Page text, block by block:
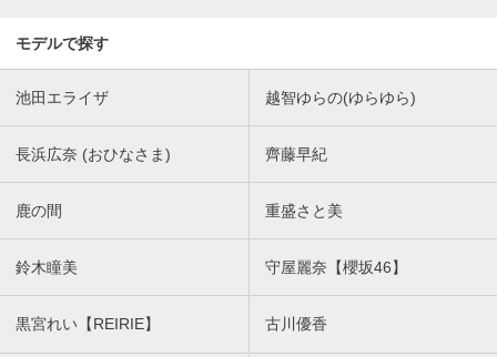
モデルで探す
池田エライザ 越智ゆらの(ゆらゆら)
長浜広奈 (おひなさま) 齊藤早紀
鹿の間 重盛さと美
鈴木瞳美 守屋麗奈【櫻坂46】
黒宮れい【REIRIE】 古川優香